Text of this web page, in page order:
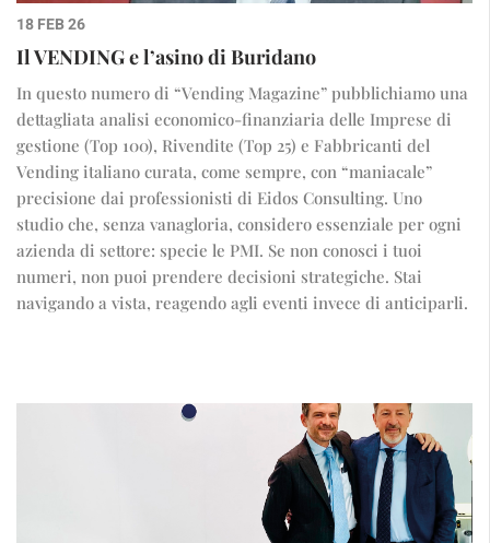
18 FEB 26
Il VENDING e l’asino di Buridano
In questo numero di “Vending Magazine” pubblichiamo una
dettagliata analisi economico-finanziaria delle Imprese di
gestione (Top 100), Rivendite (Top 25) e Fabbricanti del
Vending italiano curata, come sempre, con “maniacale”
precisione dai professionisti di Eidos Consulting. Uno
studio che, senza vanagloria, considero essenziale per ogni
azienda di settore: specie le PMI. Se non conosci i tuoi
numeri, non puoi prendere decisioni strategiche. Stai
navigando a vista, reagendo agli eventi invece di anticiparli.